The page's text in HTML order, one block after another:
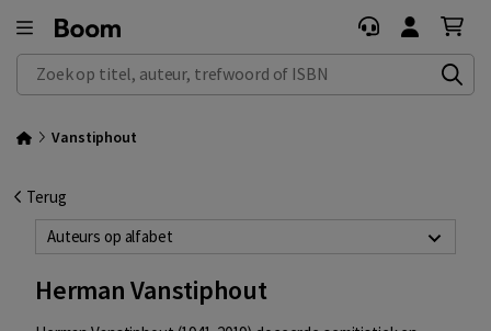
Zoek op titel, auteur, trefwoord of ISBN
Vanstiphout
Terug
Auteurs op alfabet
Herman Vanstiphout